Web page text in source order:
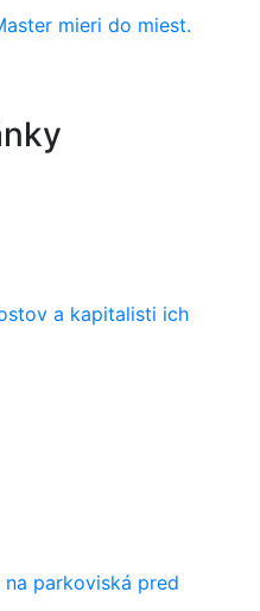
mieri do miest.
a kapitalisti ich
parkoviská pred